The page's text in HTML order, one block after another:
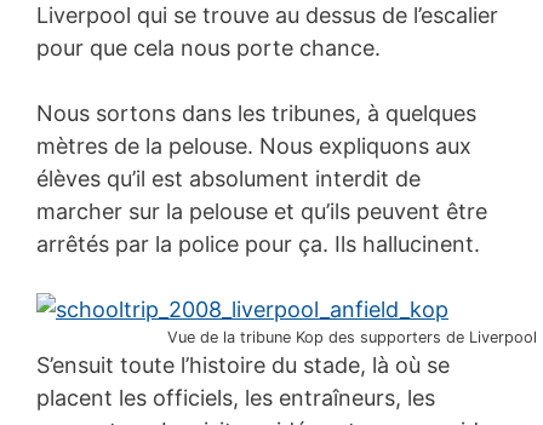
Liverpool qui se trouve au dessus de l’escalier
pour que cela nous porte chance.
Nous sortons dans les tribunes, à quelques
mètres de la pelouse. Nous expliquons aux
élèves qu’il est absolument interdit de
marcher sur la pelouse et qu’ils peuvent être
arrêtés par la police pour ça. Ils hallucinent.
Vue de la tribune Kop des supporters de Liverpool
S’ensuit toute l’histoire du stade, là où se
placent les officiels, les entraîneurs, les